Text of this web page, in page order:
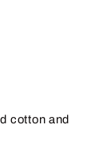
cotton and